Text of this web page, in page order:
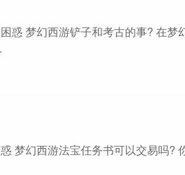
惑 梦幻西游铲子和考古的事? 在梦
梦幻西游法宝任务书可以交易吗?